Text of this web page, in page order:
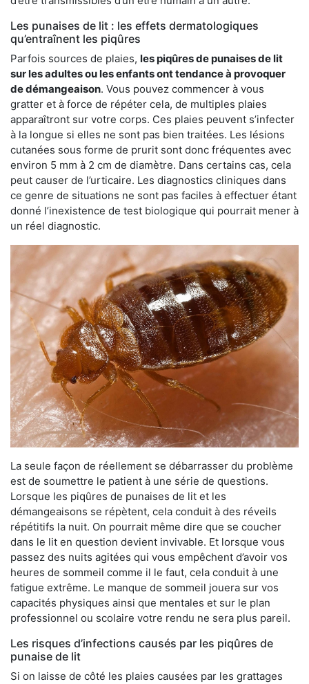
Les punaises de lit : les effets dermatologiques
qu’entraînent les piqûres
Parfois sources de plaies, les piqûres de punaises de lit
sur les adultes ou les enfants ont tendance à provoquer
de démangeaison. Vous pouvez commencer à vous
gratter et à force de répéter cela, de multiples plaies
apparaîtront sur votre corps. Ces plaies peuvent s’infecter
à la longue si elles ne sont pas bien traitées. Les lésions
cutanées sous forme de prurit sont donc fréquentes avec
environ 5 mm à 2 cm de diamètre. Dans certains cas, cela
peut causer de l’urticaire. Les diagnostics cliniques dans
ce genre de situations ne sont pas faciles à effectuer étant
donné l’inexistence de test biologique qui pourrait mener à
un réel diagnostic.
La seule façon de réellement se débarrasser du problème
est de soumettre le patient à une série de questions.
Lorsque les piqûres de punaises de lit et les
démangeaisons se répètent, cela conduit à des réveils
répétitifs la nuit. On pourrait même dire que se coucher
dans le lit en question devient invivable. Et lorsque vous
passez des nuits agitées qui vous empêchent d’avoir vos
heures de sommeil comme il le faut, cela conduit à une
fatigue extrême. Le manque de sommeil jouera sur vos
capacités physiques ainsi que mentales et sur le plan
professionnel ou scolaire votre rendu ne sera plus pareil.
Les risques d’infections causés par les piqûres de
punaise de lit
Si on laisse de côté les plaies causées par les grattages